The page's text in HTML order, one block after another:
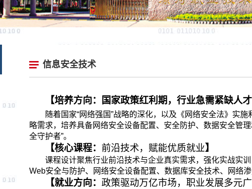
信息安全技术
【培养方向： 国家政策红利期，行业急需紧缺人才
随着国家“网络强国”战略的深化，以及《网络安全法》实
略需求，培养具备网络安全设备配置、安全防护、数据安全管
全守护者”。
【核心课程： 前沿技术，赋能优质就业】
课程设计聚焦行业前沿技术与企业真实需求，强化实战实
Web安全与防护、网络安全设备配置、数据库安全技术、网络
【就业方向： 政策驱动万亿市场，职业发展多元广